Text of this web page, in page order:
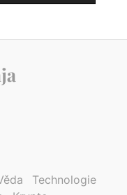
Technologie